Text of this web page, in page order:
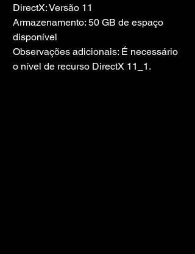
DirectX: Versão 11
Armazenamento: 50 GB de espaço
disponível
Observações adicionais: É necessário
o nível de recurso DirectX 11_1.